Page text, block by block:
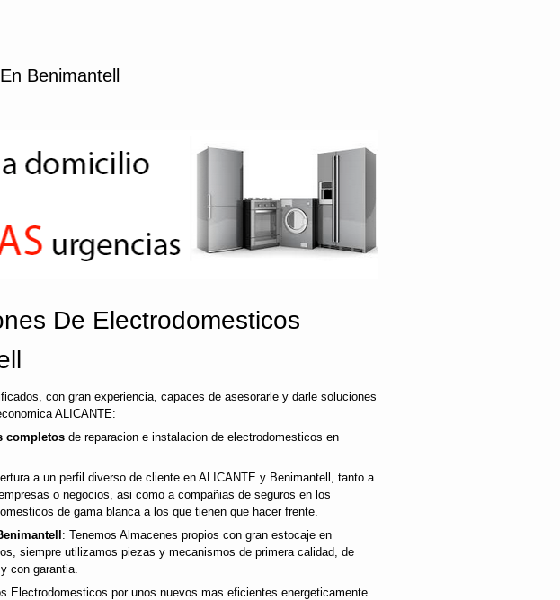
Benimantell
De Electrodomesticos
con gran experiencia, capaces de asesorarle y darle soluciones
ALICANTE:
completos de reparacion e instalacion de electrodomesticos en
a un perfil diverso de cliente en ALICANTE y Benimantell, tanto a
o negocios, asi como a compañias de seguros en los
de gama blanca a los que tienen que hacer frente.
: Tenemos Almacenes propios con gran estocaje en
siempre utilizamos piezas y mecanismos de primera calidad, de
con garantia.
Electrodomesticos por unos nuevos mas eficientes energeticamente